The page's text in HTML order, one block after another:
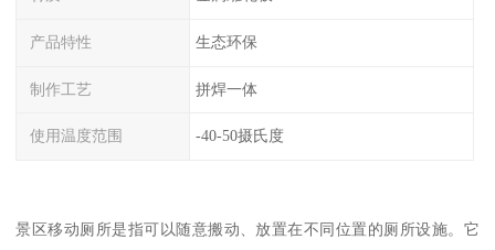
产品特性 生态环保
制作工艺 拼焊一体
使用温度范围 -40-50摄氏度
景区移动厕所是指可以随意搬动、放置在不同位置的厕所设施。它